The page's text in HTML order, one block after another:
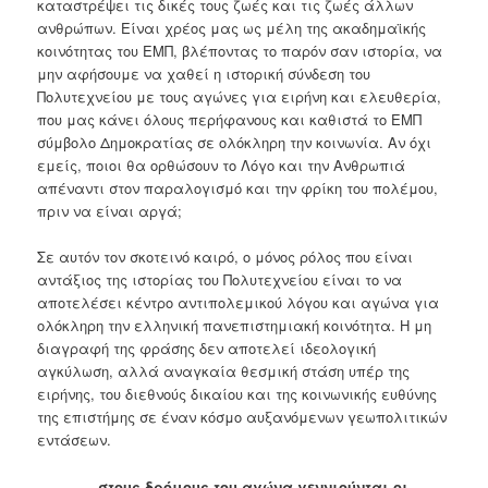
καταστρέψει τις δικές τους ζωές και τις ζωές άλλων
ανθρώπων. Είναι χρέος μας ως μέλη της ακαδημαϊκής
κοινότητας του ΕΜΠ, βλέποντας το παρόν σαν ιστορία, να
μην αφήσουμε να χαθεί η ιστορική σύνδεση του
Πολυτεχνείου με τους αγώνες για ειρήνη και ελευθερία,
που μας κάνει όλους περήφανους και καθιστά το ΕΜΠ
σύμβολο Δημοκρατίας σε ολόκληρη την κοινωνία. Αν όχι
εμείς, ποιοι θα ορθώσουν το Λόγο και την Ανθρωπιά
απέναντι στον παραλογισμό και την φρίκη του πολέμου,
πριν να είναι αργά;
Σε αυτόν τον σκοτεινό καιρό, ο μόνος ρόλος που είναι
αντάξιος της ιστορίας του Πολυτεχνείου είναι το να
αποτελέσει κέντρο αντιπολεμικού λόγου και αγώνα για
ολόκληρη την ελληνική πανεπιστημιακή κοινότητα. Η μη
διαγραφή της φράσης δεν αποτελεί ιδεολογική
αγκύλωση, αλλά αναγκαία θεσμική στάση υπέρ της
ειρήνης, του διεθνούς δικαίου και της κοινωνικής ευθύνης
της επιστήμης σε έναν κόσμο αυξανόμενων γεωπολιτικών
εντάσεων.